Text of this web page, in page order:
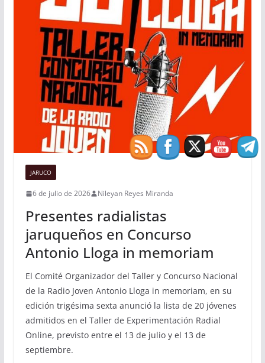
JARUCO
6 de julio de 2026 Nileyan Reyes Miranda
Presentes radialistas
jaruqueños en Concurso
Antonio Lloga in memoriam
El Comité Organizador del Taller y Concurso Nacional
de la Radio Joven Antonio Lloga in memoriam, en su
edición trigésima sexta anunció la lista de 20 jóvenes
admitidos en el Taller de Experimentación Radial
Online, previsto entre el 13 de julio y el 13 de
septiembre.